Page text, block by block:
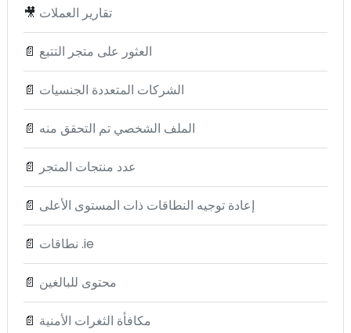
🎥 تقارير العملات
📄 العثور على متجر التتبع
📄 الشركات المتعددة الجنسيات
📄 الملف الشخصي تم التحقق منه
📄 عدد منتجات المتجر
📄 إعادة توجيه النطاقات ذات المستوى الأعلى
📄 نطاقات .ie
📄 محتوى للبالغين
📄 مكافأة الثغرات الأمنية